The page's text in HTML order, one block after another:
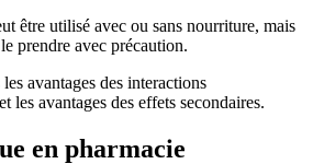
être utilisé avec ou sans nourriture, mais
prendre avec précaution.
avantages des interactions
les avantages des effets secondaires.
en pharmacie